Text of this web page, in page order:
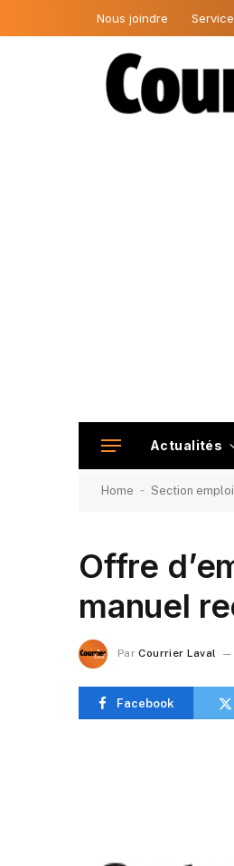
Nous joindre
Actualités
Home - Section emploi
Offre
manuel
Par Courrier Laval
Facebook